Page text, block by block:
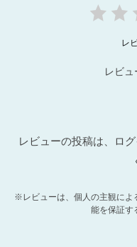
レ
レビュ
レビューの投稿は、ロ
※レビューは、個人の主観によ
能を保証す